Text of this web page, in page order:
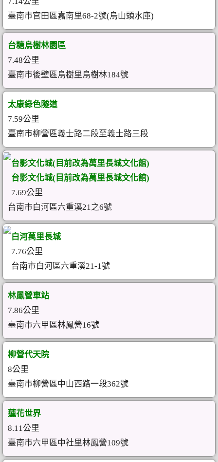
臺南市官田區嘉南里68-2號(烏山頭水庫)
台糖烏樹林園區
7.48公里
臺南市後壁區烏樹里烏樹林184號
太康綠色隧道
7.59公里
臺南市柳營區義士路二段至義士路三段
台影文化城(目前改為萬里長城文化館)
台影文化城(目前改為萬里長城文化館)
7.69公里
台南市白河區六重溪21之6號
白河萬里長城
7.76公里
台南市白河區六重溪21-1號
林鳳營車站
7.86公里
臺南市六甲區林鳳營16號
柳營代天院
8公里
臺南市柳營區中山西路一段362號
蓮花世界
8.11公里
臺南市六甲區中社里林鳳營109號